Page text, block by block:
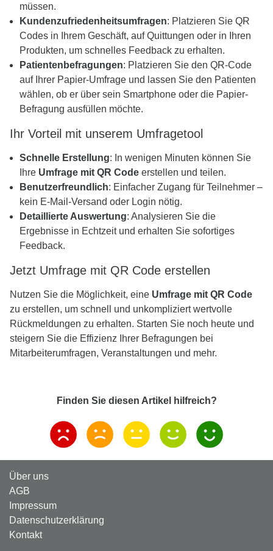
müssen.
Kundenzufriedenheitsumfragen: Platzieren Sie QR
Codes in Ihrem Geschäft, auf Quittungen oder in Ihren
Produkten, um schnelles Feedback zu erhalten.
Patientenbefragungen: Platzieren Sie den QR-Code
auf Ihrer Papier-Umfrage und lassen Sie den Patienten
wählen, ob er über sein Smartphone oder die Papier-
Befragung ausfüllen möchte.
Ihr Vorteil mit unserem Umfragetool
Schnelle Erstellung: In wenigen Minuten können Sie
Ihre Umfrage mit QR Code erstellen und teilen.
Benutzerfreundlich: Einfacher Zugang für Teilnehmer –
kein E-Mail-Versand oder Login nötig.
Detaillierte Auswertung: Analysieren Sie die
Ergebnisse in Echtzeit und erhalten Sie sofortiges
Feedback.
Jetzt Umfrage mit QR Code erstellen
Nutzen Sie die Möglichkeit, eine Umfrage mit QR Code
zu erstellen, um schnell und unkompliziert wertvolle
Rückmeldungen zu erhalten. Starten Sie noch heute und
steigern Sie die Effizienz Ihrer Befragungen bei
Mitarbeiterumfragen, Veranstaltungen und mehr.
Finden Sie diesen Artikel hilfreich?
Über uns
AGB
Impressum
Datenschutzerklärung
Kontakt